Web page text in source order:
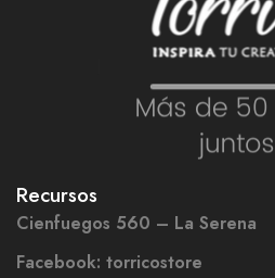
Recursos
Cienfuegos 560 – La Serena
Facebook: torricostore